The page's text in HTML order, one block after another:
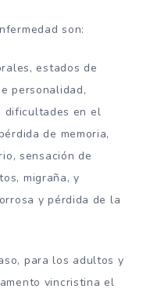
son:
estados de
personalidad,
dificultades en el
de memoria,
sensación de
migraña, y
y pérdida de la
para los adultos y
vincristina el